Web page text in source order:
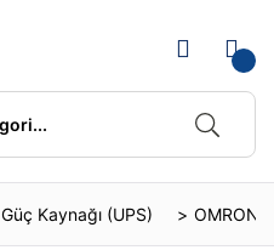
Güç Kaynağı (UPS) OMRON